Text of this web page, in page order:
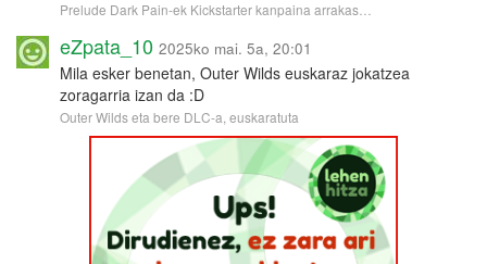
Prelude Dark Pain-ek Kickstarter kanpaina arrakas…
eZpata_10 2025ko mai. 5a, 20:01
Mila esker benetan, Outer Wilds euskaraz jokatzea
zoragarria izan da :D
Outer Wilds eta bere DLC-a, euskaratuta